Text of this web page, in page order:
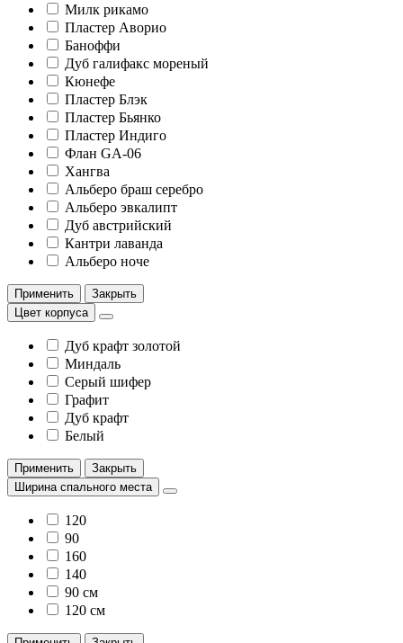
Милк рикамо
Пластер Аворио
Баноффи
Дуб галифакс мореный
Кюнефе
Пластер Блэк
Пластер Бьянко
Пластер Индиго
Флан GA-06
Хангва
Альберо браш серебро
Альберо эвкалипт
Дуб австрийский
Кантри лаванда
Альберо ноче
Применить
Закрыть
Цвет корпуса
Дуб крафт золотой
Миндаль
Серый шифер
Графит
Дуб крафт
Белый
Применить
Закрыть
Ширина спального места
120
90
160
140
90 см
120 см